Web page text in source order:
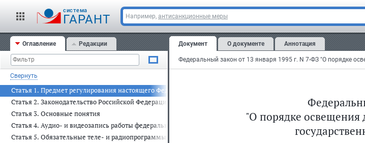
cистема
ГАРАНТ Например, антисанкционные меры
Оглавление Редакции
Свернуть
Статья 1. Предмет регулирования настоящего Федерального закона
Статья 2. Законодательство Российской Федерации о порядке освещения деятельности органов
Статья 3. Основные понятия
Статья 4. Аудио- и видеозапись работы федеральных органов государственной власти
Статья 5. Обязательные теле- и радиопрограммы
Документ О документе Аннотация
"О порядке освещения